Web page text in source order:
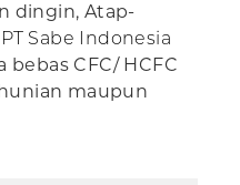
dingin, Atap-
PT Sabe Indonesia
CFC/ HCFC
maupun